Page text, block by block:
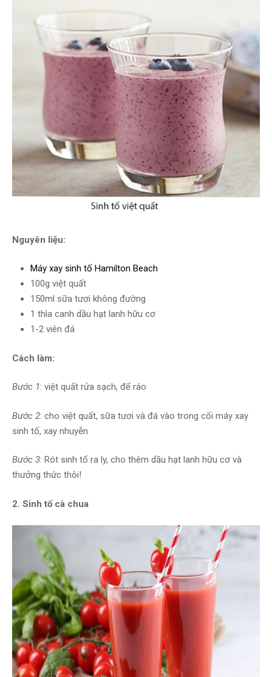
Nguyên liệu:
Máy xay sinh tố Hamilton Beach
100g việt quất
150ml sữa tươi không đường
1 thìa canh dầu hạt lanh hữu cơ
1-2 viên đá
Cách làm:
Bước 1: việt quất rửa sạch, để ráo
Bước 2: cho việt quất, sữa tươi và đá vào trong cối máy xay
sinh tố, xay nhuyễn
Bước 3: Rót sinh tố ra ly, cho thêm dầu hạt lanh hữu cơ và
thưởng thức thôi!
2. Sinh tố cà chua